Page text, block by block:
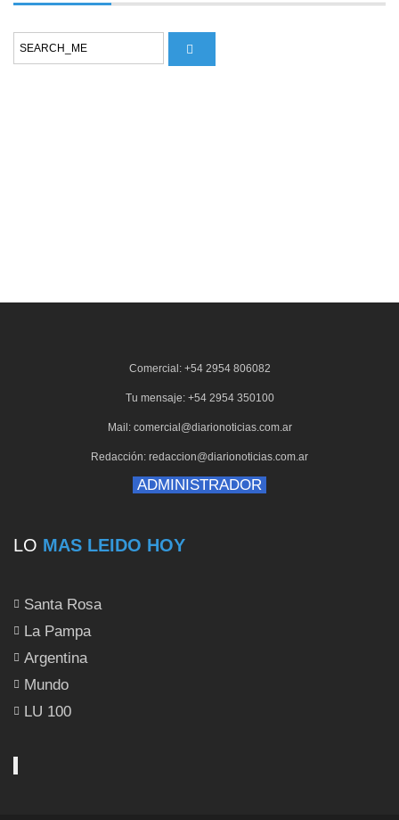
Comercial: +54 2954 806082
Tu mensaje: +54 2954 350100
Mail: comercial@diarionoticias.com.ar
Redacción: redaccion@diarionoticias.com.ar
ADMINISTRADOR
LO MAS LEIDO HOY
Santa Rosa
La Pampa
Argentina
Mundo
LU 100